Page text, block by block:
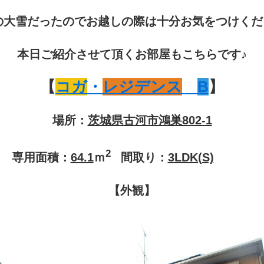
大雪だったのでお越しの際は十分お気をつけく
本日ご紹介させて頂くお部屋もこちらです♪
【 コガ・ レジデンス B】
場所： 茨城県古河市鴻巣802-1
専用面積： 64.1ｍ2 間取り： 3LDK(S)
【外観】